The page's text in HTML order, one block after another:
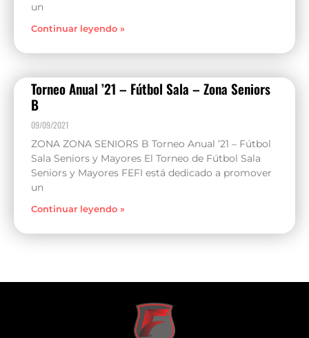
un
Continuar leyendo »
Torneo Anual ’21 – Fútbol Sala – Zona Seniors
B
09/09/2021
ZONA ZONA SENIORS B Torneo Anual ’21 – Fútbol
Sala Seniors y Mayores El Torneo de Fútbol Sala
Seniors y Mayores FEFI está dedicado a promover
un
Continuar leyendo »